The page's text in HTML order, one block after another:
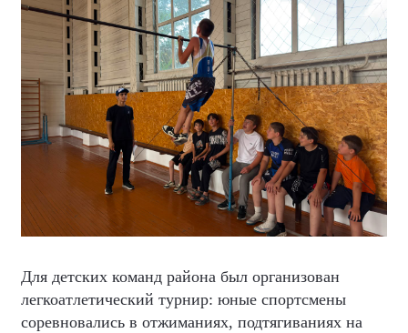
Для детских команд района был организован
легкоатлетический турнир: юные спортсмены
соревновались в отжиманиях, подтягиваниях на